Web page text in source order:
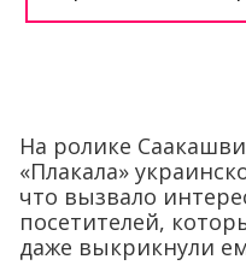
На ролике
«Плакала»
что вызвало
посетителей,
даже выкрикнули